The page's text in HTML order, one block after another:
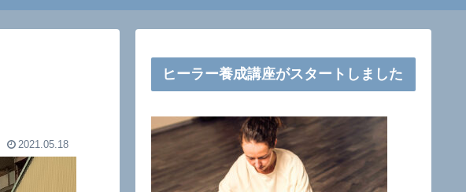
2021.05.18
ヒーラー養成講座がスタートしました